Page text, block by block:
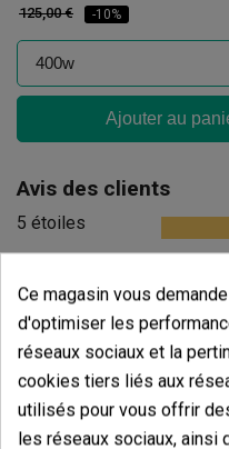
125,00 € -10%
Ajouter au
Avis des clients
5 étoiles
4 étoiles
3 étoiles
2 étoiles
1 étoiles
Écrivez
Ce magasin vous
d'optimiser les
réseaux sociaux et la
cookies tiers liés aux
utilisés pour vous offrir
les réseaux sociaux, ainsi